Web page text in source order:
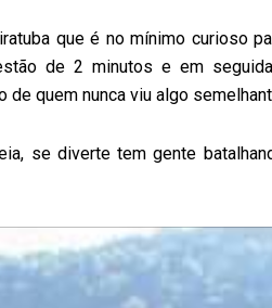
que é no mínimo curioso
de 2 minutos e em
quem nunca viu algo
se diverte tem gente